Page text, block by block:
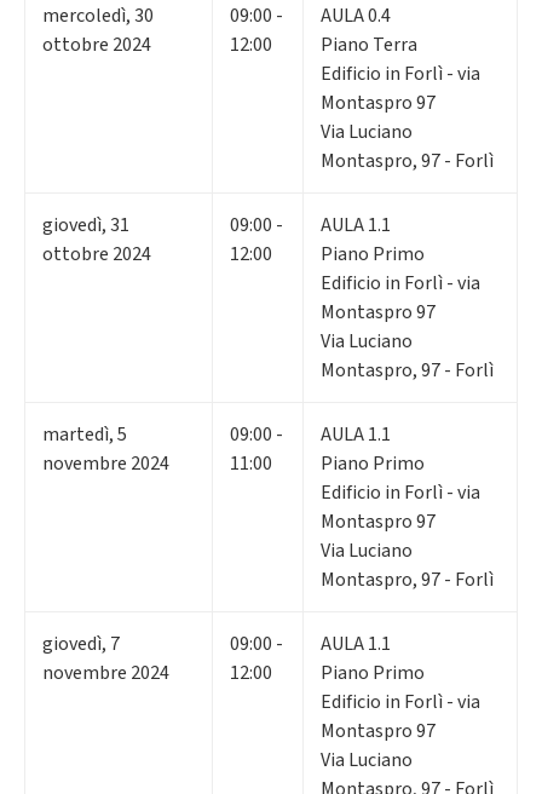
mercoledì,30
ottobre 2024
09:00 -
12:00
AULA 0.4
Piano Terra
Edificio in Forlì - via
Montaspro 97
Via Luciano
Montaspro, 97 - Forlì
giovedì,31
ottobre 2024
09:00 -
12:00
AULA 1.1
Piano Primo
Edificio in Forlì - via
Montaspro 97
Via Luciano
Montaspro, 97 - Forlì
martedì,5
novembre 2024
09:00 -
11:00
AULA 1.1
Piano Primo
Edificio in Forlì - via
Montaspro 97
Via Luciano
Montaspro, 97 - Forlì
giovedì, 7
novembre 2024
09:00 -
12:00
AULA 1.1
Piano Primo
Edificio in Forlì - via
Montaspro 97
Via Luciano